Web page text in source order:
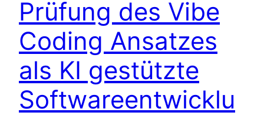
Prüfung des Vibe
Coding Ansatzes
als KI gestützte
Softwareentwicklu